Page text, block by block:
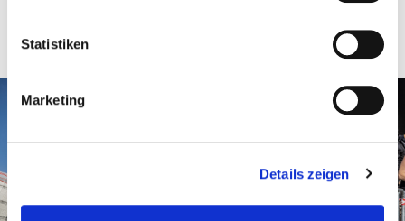
Statistiken
Marketing
Details zeigen